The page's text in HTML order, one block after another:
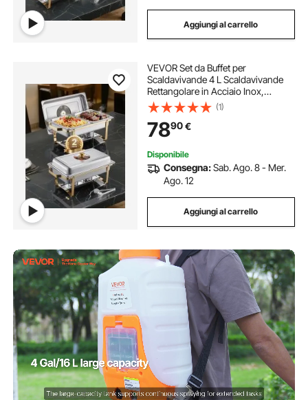
Aggiungi al carrello
VEVOR Set da Buffet per
Scaldavivande 4 L Scaldavivande
Rettangolare in Acciaio Inox,
Confezione 2, con 4 Padelle
Dimezzate, Coperchio in Vetro,
Supporto Pieghevole per Teglia per
Acqua e Carburante
(1)
7890€
Disponibile
Consegna:Sab. Ago. 8 - Mer.
Ago. 12
Aggiungi al carrello